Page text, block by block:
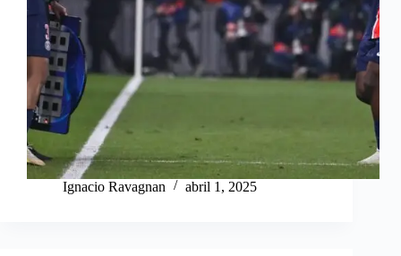
Ignacio Ravagnan abril 1, 2025